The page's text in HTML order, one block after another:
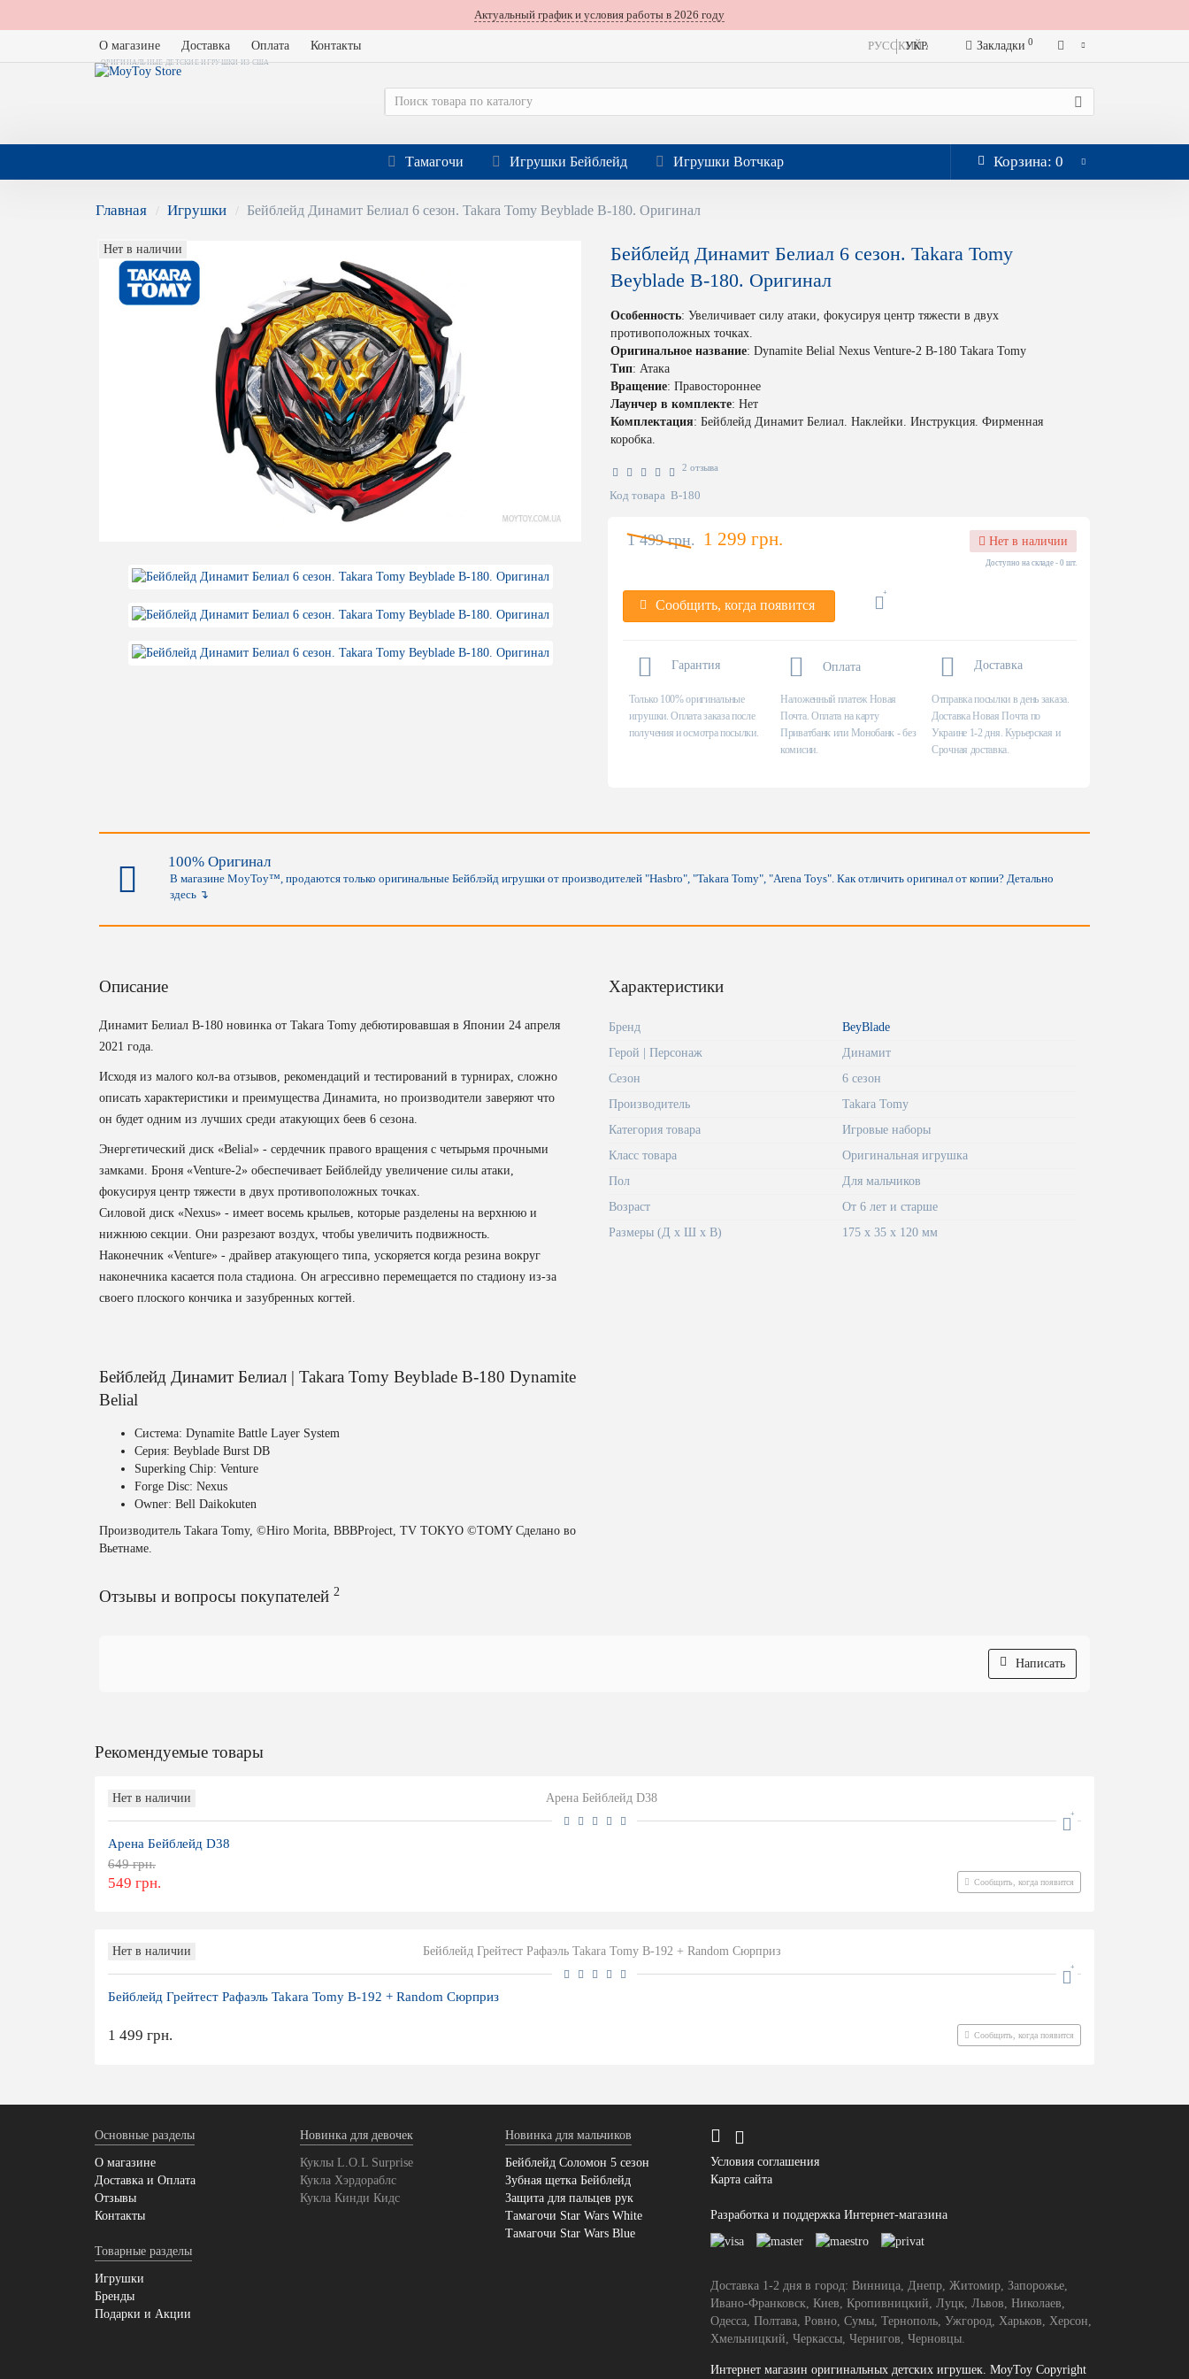
Актуальный график и условия работы в 2026 году
О магазине Доставка Оплата Контакты РУССКИЙУКРАЇНСЬКА Закладки 0
ОРИГИНАЛЬНЫЕ ДЕТСКИЕ ИГРУШКИ ИЗ США
Тамагочи Игрушки Бейблейд Игрушки Вотчкар Корзина: 0
Главная Игрушки Бейблейд Динамит Белиал 6 сезон. Takara Tomy Beyblade B-180. Оригинал
Нет в наличии
Бейблейд Динамит Белиал 6 сезон. Takara Tomy
Beyblade B-180. Оригинал
Особенность: Увеличивает силу атаки, фокусируя центр тяжести в двух
противоположных точках.
Оригинальное название: Dynamite Belial Nexus Venture-2 B-180 Takara Tomy
Тип: Атака
Вращение: Правостороннее
Лаунчер в комплекте: Нет
Комплектация: Бейблейд Динамит Белиал. Наклейки. Инструкция. Фирменная
коробка.
2 отзыва
Код товара B-180
1 499 грн. 1 299 грн. Нет в наличии
Доступно на складе - 0 шт.
Сообщить, когда появится
Гарантия
Только 100% оригинальные
игрушки. Оплата заказа после
получения и осмотра посылки.
Оплата
Наложенный платеж Новая
Почта. Оплата на карту
Приватбанк или Монобанк - без
комисии.
Доставка
Отправка посылки в день заказа.
Доставка Новая Почта по
Украине 1-2 дня. Курьерская и
Срочная доставка.
100% Оригинал
В магазине MoyToy™, продаются только оригинальные Бейблэйд игрушки от производителей "Hasbro", "Takara Tomy", "Arena Toys". Как отличить оригинал от копии? Детально
здесь ↴
Описание
Динамит Белиал B-180 новинка от Takara Tomy дебютировавшая в Японии 24 апреля
2021 года.
Исходя из малого кол-ва отзывов, рекомендаций и тестирований в турнирах, сложно
описать характеристики и преимущества Динамита, но производители заверяют что
он будет одним из лучших среди атакующих беев 6 сезона.
Энергетический диск «Belial» - сердечник правого вращения с четырьмя прочными
замками. Броня «Venture-2» обеспечивает Бейблейду увеличение силы атаки,
фокусируя центр тяжести в двух противоположных точках.
Силовой диск «Nexus» - имеет восемь крыльев, которые разделены на верхнюю и
нижнюю секции. Они разрезают воздух, чтобы увеличить подвижность.
Наконечник «Venture» - драйвер атакующего типа, ускоряется когда резина вокруг
наконечника касается пола стадиона. Он агрессивно перемещается по стадиону из-за
своего плоского кончика и зазубренных когтей.
Бейблейд Динамит Белиал | Takara Tomy Beyblade B-180 Dynamite
Belial
Система: Dynamite Battle Layer System
Серия: Beyblade Burst DB
Superking Chip: Venture
Forge Disc: Nexus
Owner: Bell Daikokuten
Производитель Takara Tomy, ©Hiro Morita, BBBProject, TV TOKYO ©TOMY Сделано во
Вьетнаме.
Характеристики
Бренд
BeyBlade
Герой | Персонаж
Динамит
Сезон
6 сезон
Производитель
Takara Tomy
Категория товара
Игровые наборы
Класс товара
Оригинальная игрушка
Пол
Для мальчиков
Возраст
От 6 лет и старше
Размеры (Д x Ш x В)
175 x 35 x 120 мм
Отзывы и вопросы покупателей 2
Написать
Рекомендуемые товары
Нет в наличии
Арена Бейблейд D38
649 грн.
549 грн. Сообщить, когда появится
Нет в наличии
Бейблейд Грейтест Рафаэль Takara Tomy B-192 + Random Сюрприз
1 499 грн. Сообщить, когда появится
Основные разделы
О магазине
Доставка и Оплата
Отзывы
Контакты
Товарные разделы
Игрушки
Бренды
Подарки и Акции
Новинка для девочек
Куклы L.O.L Surprise
Кукла Хэрдораблс
Кукла Кинди Кидс
Новинка для мальчиков
Бейблейд Соломон 5 сезон
Зубная щетка Бейблейд
Защита для пальцев рук
Тамагочи Star Wars White
Тамагочи Star Wars Blue
Условия соглашения
Карта сайта
Разработка и поддержка Интернет-магазина
Доставка 1-2 дня в город: Винница, Днепр, Житомир, Запорожье,
Ивано-Франковск, Киев, Кропивницкий, Луцк, Львов, Николаев,
Одесса, Полтава, Ровно, Сумы, Тернополь, Ужгород, Харьков, Херсон,
Хмельницкий, Черкассы, Чернигов, Черновцы.
Интернет магазин оригинальных детских игрушек. MoyToy Copyright